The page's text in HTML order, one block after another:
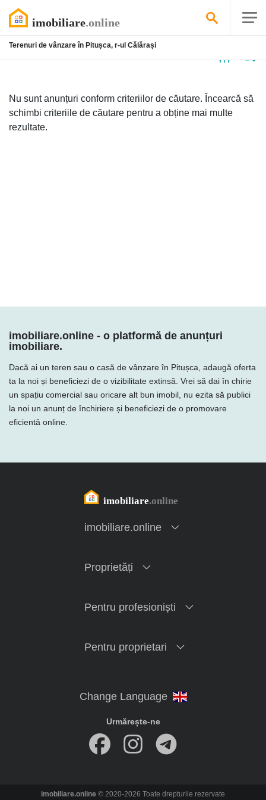
Terenuri de vânzare în Pitușca, r-ul Călărași
Nu sunt anunțuri conform criteriilor de căutare. Încearcă să
schimbi criteriile de căutare pentru a obține mai multe
rezultate.
imobiliare.online - o platformă de anunțuri
imobiliare.
Dacă ai un teren sau o casă de vânzare în Pitușca, adaugă oferta
ta la noi și beneficiezi de o vizibilitate extinsă. Vrei să dai în chirie
un spațiu comercial sau oricare alt bun imobil, nu ezita să publici
la noi un anunț de închiriere și beneficiezi de o promovare
eficientă online.
imobiliare.online
Proprietăți
Pentru profesioniști
Pentru proprietari
Urmărește-ne
imobiliare.online © 2020-2026 Toate drepturile rezervate